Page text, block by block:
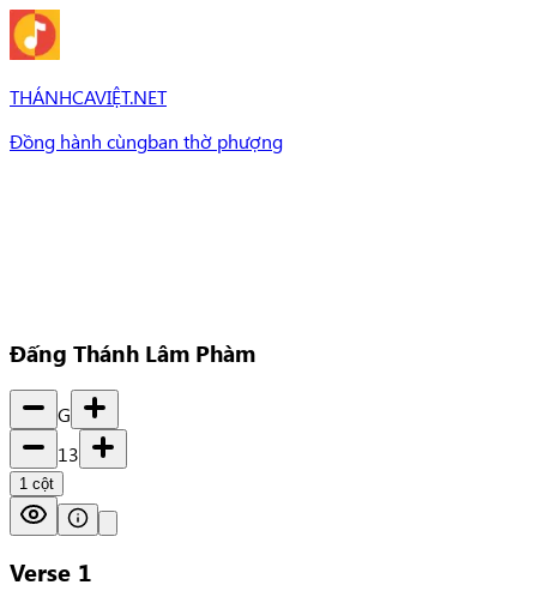
THÁNHCAVIỆT.NET
Đồng hành cùngban thờ phượng
Đấng Thánh Lâm Phàm
G
13
1 cột
Verse 1